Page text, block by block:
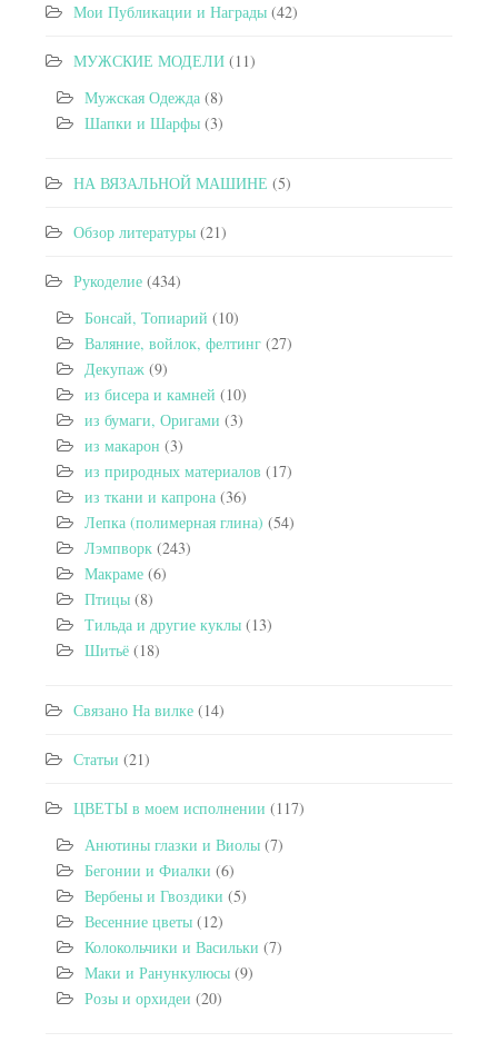
Мои Публикации и Награды (42)
МУЖСКИЕ МОДЕЛИ (11)
Мужская Одежда (8)
Шапки и Шарфы (3)
НА ВЯЗАЛЬНОЙ МАШИНЕ (5)
Обзор литературы (21)
Рукоделие (434)
Бонсай, Топиарий (10)
Валяние, войлок, фелтинг (27)
Декупаж (9)
из бисера и камней (10)
из бумаги, Оригами (3)
из макарон (3)
из природных материалов (17)
из ткани и капрона (36)
Лепка (полимерная глина) (54)
Лэмпворк (243)
Макраме (6)
Птицы (8)
Тильда и другие куклы (13)
Шитьё (18)
Связано На вилке (14)
Статьи (21)
ЦВЕТЫ в моем исполнении (117)
Анютины глазки и Виолы (7)
Бегонии и Фиалки (6)
Вербены и Гвоздики (5)
Весенние цветы (12)
Колокольчики и Васильки (7)
Маки и Ранункулюсы (9)
Розы и орхидеи (20)